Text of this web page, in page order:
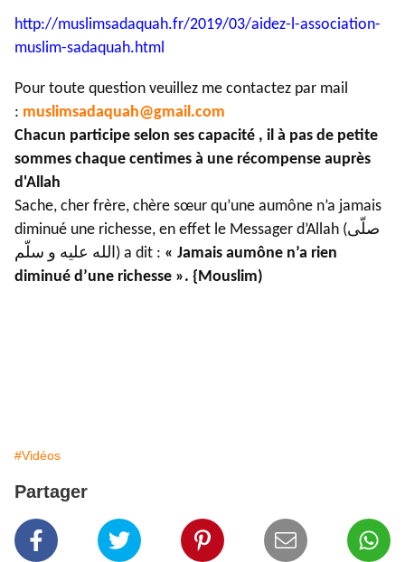
http://muslimsadaquah.fr/2019/03/aidez-l-association-
muslim-sadaquah.html
Pour toute question veuillez me contactez par mail
: muslimsadaquah@gmail.com
Chacun participe selon ses capacité , il à pas de petite
sommes chaque centimes à une récompense auprès
d'Allah
Sache, cher frère, chère sœur qu’une aumône n’a jamais
diminué une richesse, en effet le Messager d’Allah (صلّى
الله عليه و سلّم) a dit : « Jamais aumône n’a rien
diminué d’une richesse ». {Mouslim)
#Vidéos
Partager